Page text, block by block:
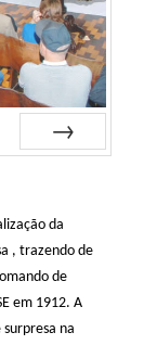
da
, trazendo de
de
em 1912. A
na